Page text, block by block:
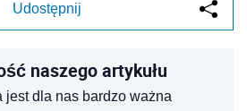
Udostępnij
naszego artykułu
jest dla nas bardzo ważna